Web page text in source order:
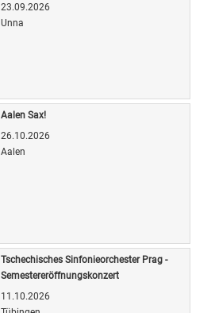
23.09.2026
Unna
Aalen Sax!
26.10.2026
Aalen
Tschechisches Sinfonieorchester Prag -
Semestereröffnungskonzert
11.10.2026